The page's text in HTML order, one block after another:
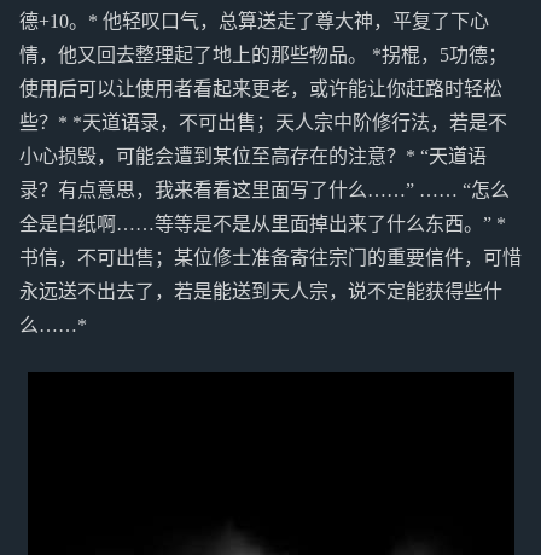
德+10。* 他轻叹口气，总算送走了尊大神，平复了下心
情，他又回去整理起了地上的那些物品。 *拐棍，5功德；
使用后可以让使用者看起来更老，或许能让你赶路时轻松
些？* *天道语录，不可出售；天人宗中阶修行法，若是不
小心损毁，可能会遭到某位至高存在的注意？* “天道语
录？有点意思，我来看看这里面写了什么……” …… “怎么
全是白纸啊……等等是不是从里面掉出来了什么东西。” *
书信，不可出售；某位修士准备寄往宗门的重要信件，可惜
永远送不出去了，若是能送到天人宗，说不定能获得些什
么……*